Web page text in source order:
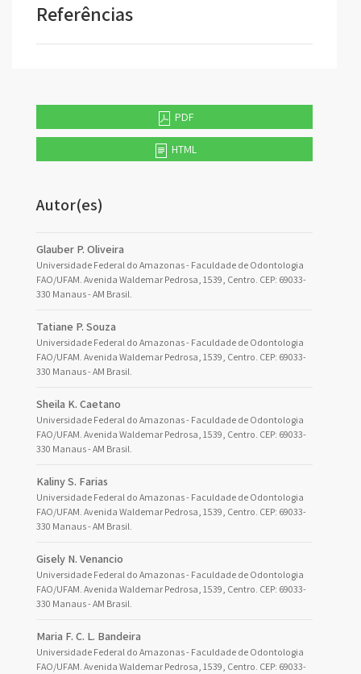
Referências
PDF
HTML
Autor(es)
Glauber P. Oliveira
Universidade Federal do Amazonas - Faculdade de Odontologia
FAO/UFAM. Avenida Waldemar Pedrosa, 1539, Centro. CEP: 69033-
330 Manaus - AM Brasil.
Tatiane P. Souza
Universidade Federal do Amazonas - Faculdade de Odontologia
FAO/UFAM. Avenida Waldemar Pedrosa, 1539, Centro. CEP: 69033-
330 Manaus - AM Brasil.
Sheila K. Caetano
Universidade Federal do Amazonas - Faculdade de Odontologia
FAO/UFAM. Avenida Waldemar Pedrosa, 1539, Centro. CEP: 69033-
330 Manaus - AM Brasil.
Kaliny S. Farias
Universidade Federal do Amazonas - Faculdade de Odontologia
FAO/UFAM. Avenida Waldemar Pedrosa, 1539, Centro. CEP: 69033-
330 Manaus - AM Brasil.
Gisely N. Venancio
Universidade Federal do Amazonas - Faculdade de Odontologia
FAO/UFAM. Avenida Waldemar Pedrosa, 1539, Centro. CEP: 69033-
330 Manaus - AM Brasil.
Maria F. C. L. Bandeira
Universidade Federal do Amazonas - Faculdade de Odontologia
FAO/UFAM. Avenida Waldemar Pedrosa, 1539, Centro. CEP: 69033-